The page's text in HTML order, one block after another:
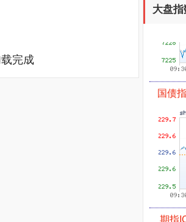
完成
大盘
国债